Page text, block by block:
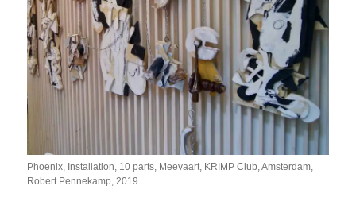
Phoenix, Installation, 10 parts, Meevaart, KRIMP Club, Amsterdam,
Robert Pennekamp, 2019